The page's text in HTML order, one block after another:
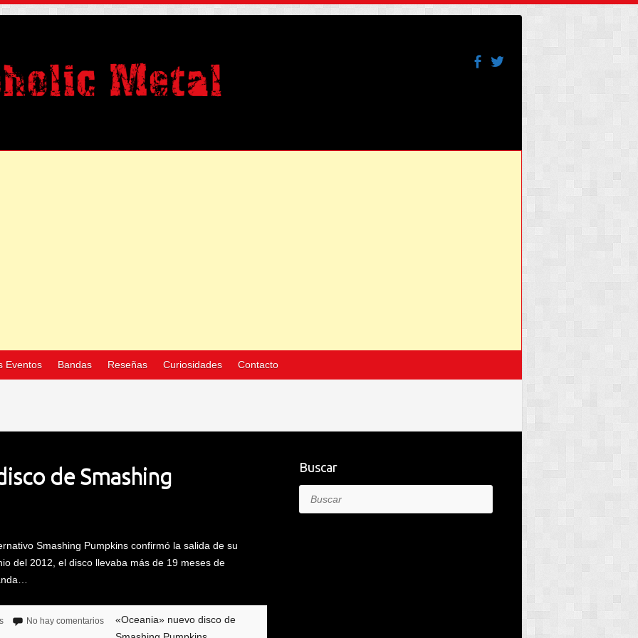
Eventos Bandas Reseñas Curiosidades Contacto
de Smashing
Smashing Pumpkins confirmó la salida de su
del 2012, el disco llevaba más de 19 meses de
No hay comentarios
«Oceania» nuevo disco de
Buscar
Buscar